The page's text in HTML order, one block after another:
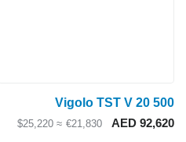
Vigolo TST V
AED
€21,830
≈ $25,220